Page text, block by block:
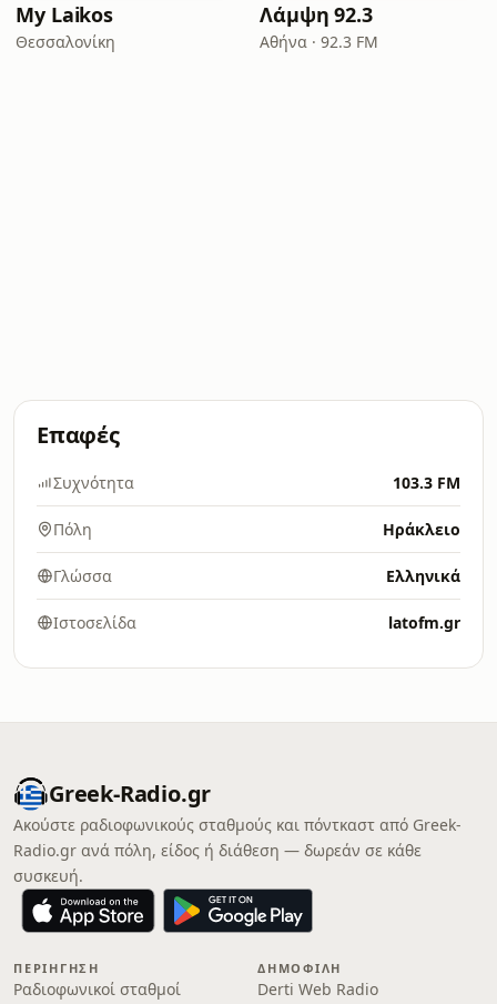
My Laikos
Θεσσαλονίκη
Λάμψη 92.3
Αθήνα · 92.3 FM
Επαφές
Συχνότητα 103.3 FM
Πόλη Ηράκλειο
Γλώσσα Ελληνικά
Ιστοσελίδα latofm.gr
Greek-Radio.gr
Ακούστε ραδιοφωνικούς σταθμούς και πόντκαστ από Greek-
Radio.gr ανά πόλη, είδος ή διάθεση — δωρεάν σε κάθε
συσκευή.
ΠΕΡΙΉΓΗΣΗ
Ραδιοφωνικοί σταθμοί
ΔΗΜΟΦΙΛΉ
Derti Web Radio